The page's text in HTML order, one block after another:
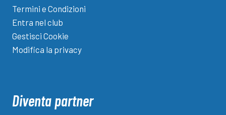
Termini e Condizioni
Entra nel club
Gestisci Cookie
Modifica la privacy
Diventa partner